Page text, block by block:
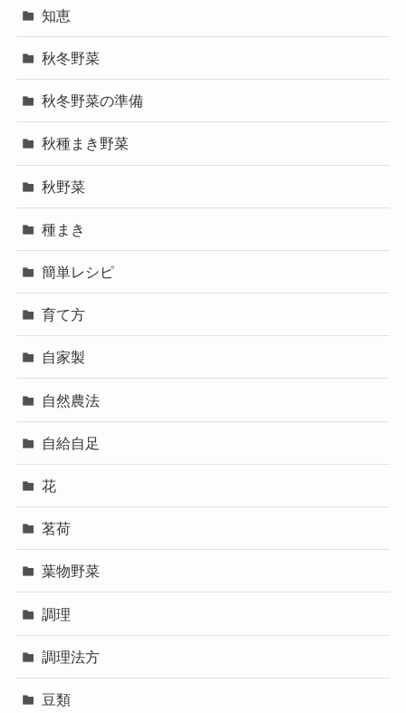
知恵
秋冬野菜
秋冬野菜の準備
秋種まき野菜
秋野菜
種まき
簡単レシピ
育て方
自家製
自然農法
自給自足
花
茗荷
葉物野菜
調理
調理法方
豆類